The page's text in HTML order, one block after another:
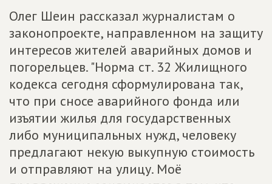
Олег Шеин рассказал журналистам о
законопроекте, направленном на защиту
интересов жителей аварийных домов и
погорельцев. "Норма ст. 32 Жилищного
кодекса сегодня сформулирована так,
что при сносе аварийного фонда или
изъятии жилья для государственных
либо муниципальных нужд, человеку
предлагают некую выкупную стоимость
и отправляют на улицу. Моё